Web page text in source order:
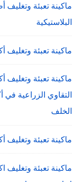
ماكينة تعبئة وتغليف
البلاستيكية
ماكينة تعبئة وتغليف
ماكينة تعبئة وتغليف
التقاوي الزراعية
الخلف
ماكينة تعبئة وتغليف
ماكينة تعبئة